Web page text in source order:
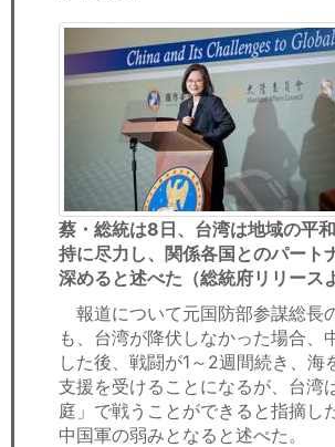
蔡・総統は8日、台湾は地域の平
持に尽力し、関係各国とのパート
深めると述べた（総統府リリース
報道について元国防部参謀総長
も、台湾が降伏しなかった場合、
した後、戦闘が1～2週間続き、海
支援を受けることになるが、台湾
庭」で戦うことができると指摘し
中国軍の弱みとなると述べた。